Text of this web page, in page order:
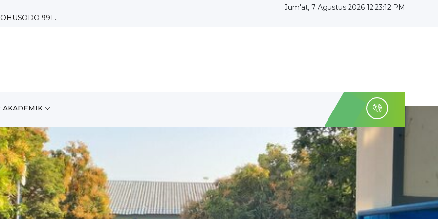
Jum'at, 7 Agustus 2026 12:23:14 PM
AKADEMIK